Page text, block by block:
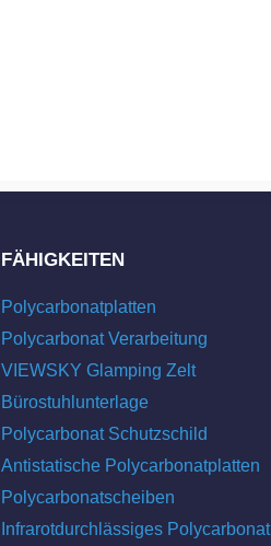
FÄHIGKEITEN
Polycarbonatplatten
Polycarbonat Verarbeitung
VIEWSKY Glamping Zelt
Bürostuhlunterlage
Polycarbonat Schutzschild
Antistatische Polycarbonatplatten
Polycarbonatscheiben
Infrarotdurchlässiges Polycarbonat